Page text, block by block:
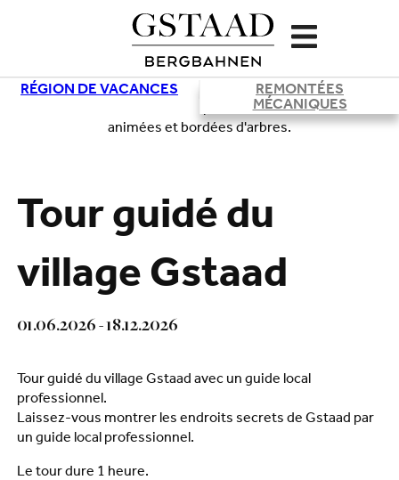
RÉGION DE VACANCES
REMONTÉES
MÉCANIQUES
Tour guidé du
village Gstaad
01.06.2026 - 18.12.2026
Tour guidé du village Gstaad avec un guide local
professionnel.
Laissez-vous montrer les endroits secrets de Gstaad par
un guide local professionnel.
Le tour dure 1 heure.